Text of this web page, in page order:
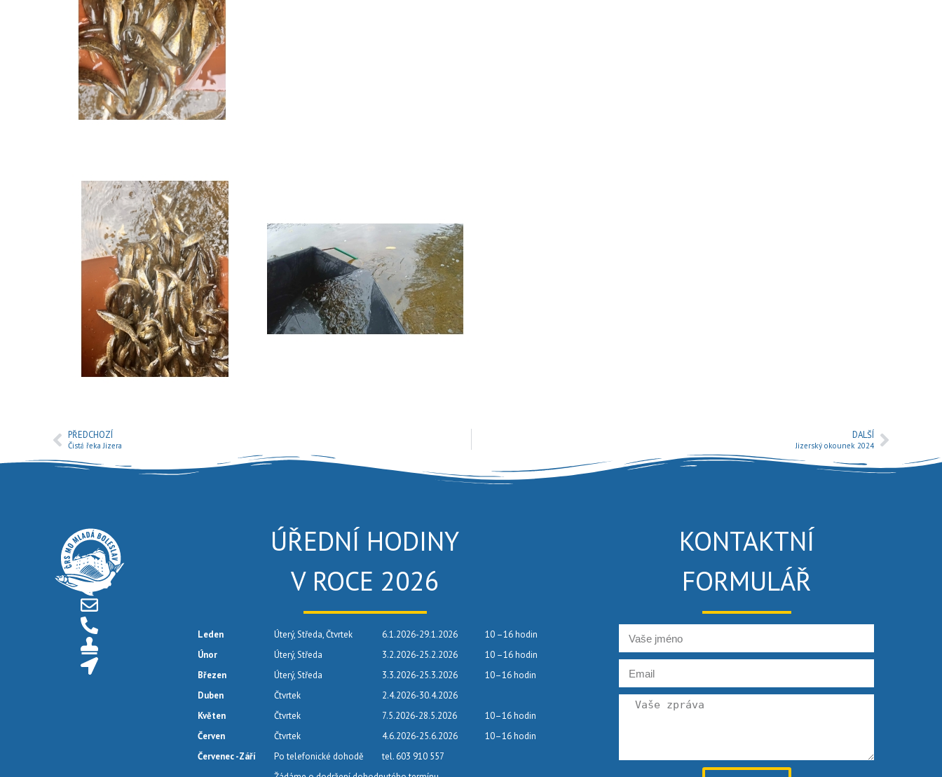
PŘEDCHOZÍ
Čistá řeka Jizera
DALŠÍ
Jizerský okounek 2024
ÚŘEDNÍ HODINY
V ROCE 2026
Leden Úterý, Středa, Čtvrtek 6.1.2026-29.1.2026
10 –16 hodin
Únor
Úterý, Středa 3.2.2026-25.2.2026
10 –16 hodin
Březen
Úterý, Středa 3.3.2026-25.3.2026
10–16 hodin
Duben
Čtvrtek
2.4.2026-30.4.2026
Květen
Čtvrtek 7.5.2026-28.5.2026
10–16 hodin
Červen
Čtvrtek 4.6.2026-25.6.2026
10–16 hodin
Červenec -Září
Po telefonické dohodě
tel. 603 910 557
KONTAKTNÍ
FORMULÁŘ